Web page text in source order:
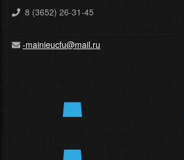
8 (3652) 26-31-45
-mainieucfu@mail.ru